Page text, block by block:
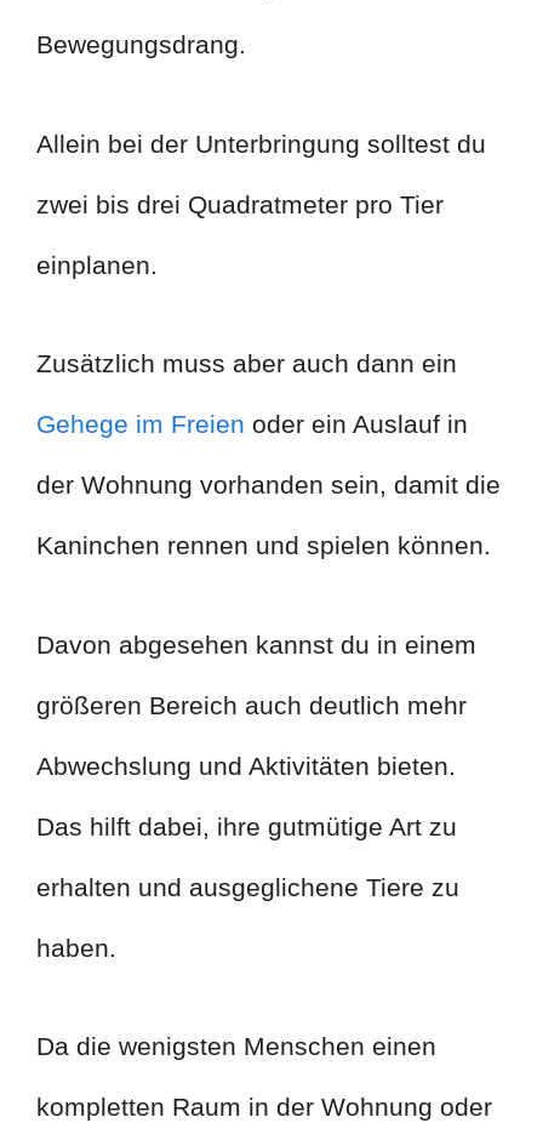
Bewegungsdrang.
Allein bei der Unterbringung solltest du
zwei bis drei Quadratmeter pro Tier
einplanen.
Zusätzlich muss aber auch dann ein
Gehege im Freien oder ein Auslauf in
der Wohnung vorhanden sein, damit die
Kaninchen rennen und spielen können.
Davon abgesehen kannst du in einem
größeren Bereich auch deutlich mehr
Abwechslung und Aktivitäten bieten.
Das hilft dabei, ihre gutmütige Art zu
erhalten und ausgeglichene Tiere zu
haben.
Da die wenigsten Menschen einen
kompletten Raum in der Wohnung oder